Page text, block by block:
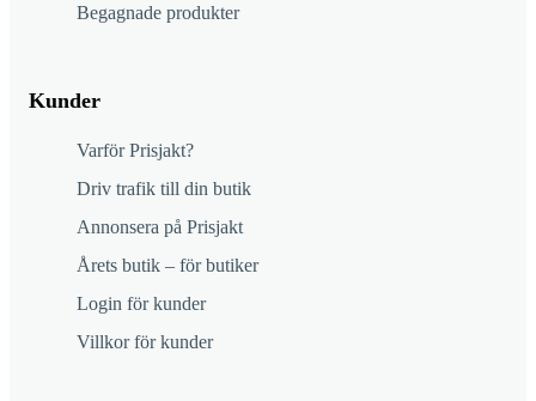
Begagnade produkter
Kunder
Varför Prisjakt?
Driv trafik till din butik
Annonsera på Prisjakt
Årets butik – för butiker
Login för kunder
Villkor för kunder